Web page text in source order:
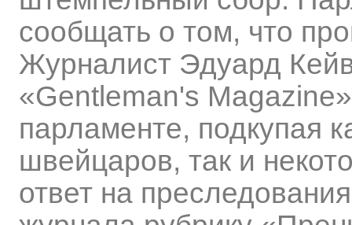
сообщать о том, что
Журналист Эдуард
«Gentleman's
парламенте, подкупая
швейцаров, так и
ответ на